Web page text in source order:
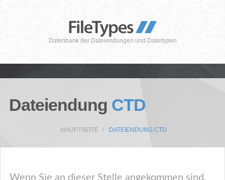
Datenbank der Dateiendungen und Dateitypen
Dateiendung CTD
HAUPTSEITE DATEIENDUNG CTD
Wenn Sie an dieser Stelle angekommen sind,